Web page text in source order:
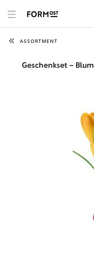
ASSORTMENT
Geschenkset –